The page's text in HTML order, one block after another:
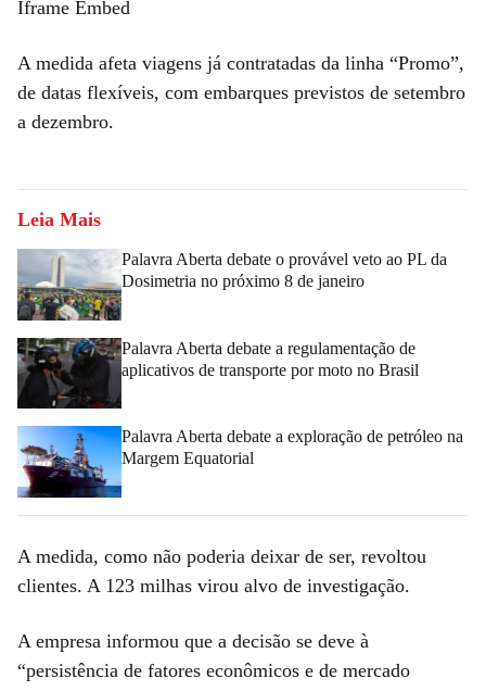
Iframe Embed
A medida afeta viagens já contratadas da linha “Promo”,
de datas flexíveis, com embarques previstos de setembro
a dezembro.
Leia Mais
Palavra Aberta debate o provável veto ao PL da
Dosimetria no próximo 8 de janeiro
Palavra Aberta debate a regulamentação de
aplicativos de transporte por moto no Brasil
Palavra Aberta debate a exploração de petróleo na
Margem Equatorial
A medida, como não poderia deixar de ser, revoltou
clientes. A 123 milhas virou alvo de investigação.
A empresa informou que a decisão se deve à
“persistência de fatores econômicos e de mercado